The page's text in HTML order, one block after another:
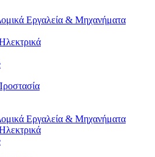
Εργαλεία & Μηχανήματα
Εργαλεία & Μηχανήματα